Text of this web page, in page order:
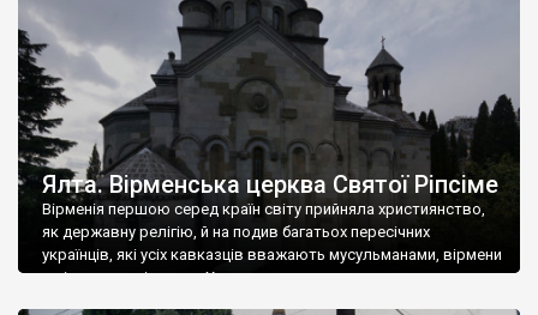
Ялта. Вірменська церква Святої Ріпсіме
Вірменія першою серед країн світу прийняла християнство,
як державну релігію, й на подив багатьох пересічних
українців, які усіх кавказців вважають мусульманами, вірмени
є відданими вірянами Христа